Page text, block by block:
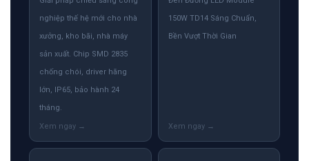
nghiệp thế hệ mới cho nhà
xưởng, kho bãi, nhà máy
sản xuất. Chip SMD 2835
chống chói, driver hãng
lớn, IP65, bảo hành 24
tháng.
150W TD14 Sáng Chuẩn,
Bền Vượt Thời Gian